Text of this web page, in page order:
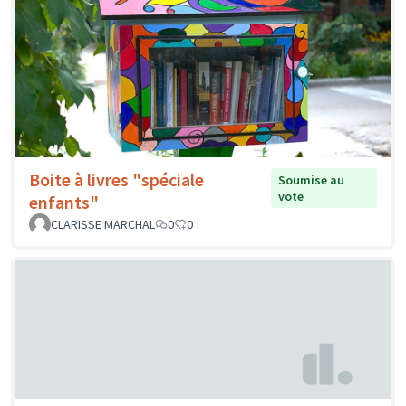
Boite à livres "spéciale
enfants"
Soumise au
vote
CLARISSE MARCHAL
0 0